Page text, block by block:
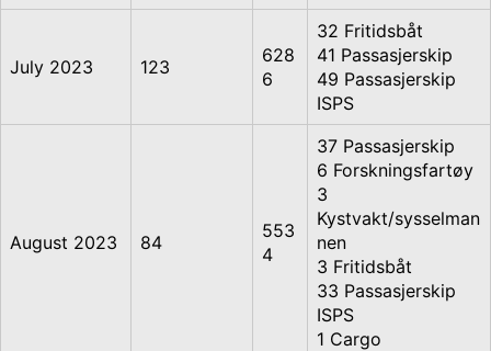
July 2023 123
628
6
32 Fritidsbåt
41 Passasjerskip
49 Passasjerskip
ISPS
August 2023 84
553
4
37 Passasjerskip
6 Forskningsfartøy
3
Kystvakt/sysselman
nen
3 Fritidsbåt
33 Passasjerskip
ISPS
1 Cargo